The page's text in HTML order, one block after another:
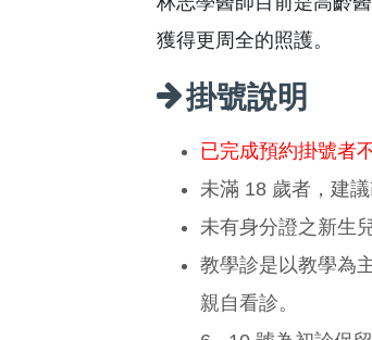
獲得更周全的照護。
掛號說明
已完成預約掛號者
未滿 18 歲者，建議
未有身分證之新生
教學診是以教學為
親自看診。